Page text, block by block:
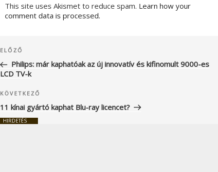
This site uses Akismet to reduce spam. Learn how your
comment data is processed.
navigáció
Korábbi
bejegyzés
ELŐZŐ
Philips: már kaphatóak az új innovatív és kifinomult 9000-es
LCD TV-k
Következő
bejegyzés
KÖVETKEZŐ
11 kínai gyártó kaphat Blu-ray licencet?
HIRDETÉS